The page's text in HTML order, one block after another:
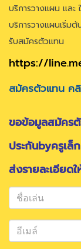
บริการวางแผน และ
บริการวางแผนเริ่มต้
รับสมัครตัวแทน
https://
สมัครตัวแทน ค
ขอข้อมูลสมัคร
ประกันbyครูเล็
ส่งรายละเอียด